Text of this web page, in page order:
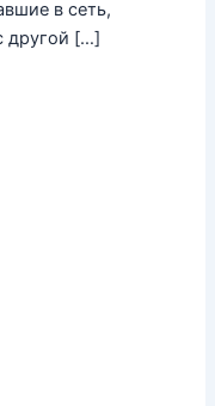
в сеть,
другой […]